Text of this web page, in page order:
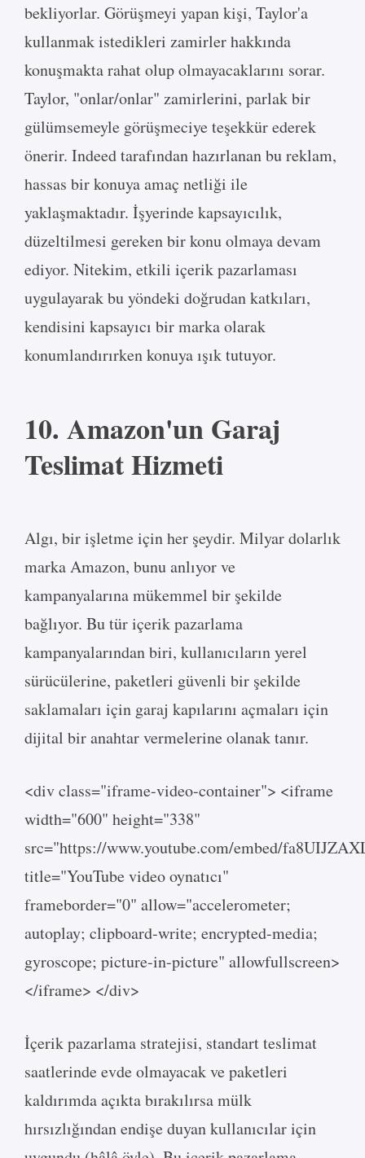
bekliyorlar. Görüşmeyi yapan kişi, Taylor'a
kullanmak istedikleri zamirler hakkında
konuşmakta rahat olup olmayacaklarını sorar.
Taylor, "onlar/onlar" zamirlerini, parlak bir
gülümsemeyle görüşmeciye teşekkür ederek
önerir. Indeed tarafından hazırlanan bu reklam,
hassas bir konuya amaç netliği ile
yaklaşmaktadır. İşyerinde kapsayıcılık,
düzeltilmesi gereken bir konu olmaya devam
ediyor. Nitekim, etkili içerik pazarlaması
uygulayarak bu yöndeki doğrudan katkıları,
kendisini kapsayıcı bir marka olarak
konumlandırırken konuya ışık tutuyor.
10. Amazon'un Garaj
Teslimat Hizmeti
Algı, bir işletme için her şeydir. Milyar dolarlık
marka Amazon, bunu anlıyor ve
kampanyalarına mükemmel bir şekilde
bağlıyor. Bu tür içerik pazarlama
kampanyalarından biri, kullanıcıların yerel
sürücülerine, paketleri güvenli bir şekilde
saklamaları için garaj kapılarını açmaları için
dijital bir anahtar vermelerine olanak tanır.
<div class="iframe-video-container"> <iframe
width="600" height="338"
src="https://www.youtube.com/embed/
title="YouTube video oynatıcı"
frameborder="0" allow="accelerometer;
autoplay; clipboard-write; encrypted-media;
gyroscope; picture-in-picture" allowfullscreen>
</iframe> </div>
İçerik pazarlama stratejisi, standart teslimat
saatlerinde evde olmayacak ve paketleri
kaldırımda açıkta bırakılırsa mülk
hırsızlığından endişe duyan kullanıcılar için